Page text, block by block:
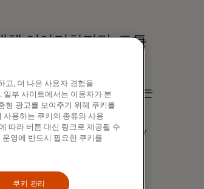
해 이야기하지만, 모든
하는 다른 모든 것을
우리가 이루고자 하는
니다."
용적 성장을 달성하는 데 어떻게
임자 파스칼 도노회(Paschal
고, 더 나은 사용자 경험을
부 사이트에서는 이용자가 본
형 광고를 보여주기 위해 쿠키를
용하는 쿠키의 종류와 사용
따라 버튼 대신 링크로 제공될 수
영에 반드시 필요한 쿠키를
쿠키 관리